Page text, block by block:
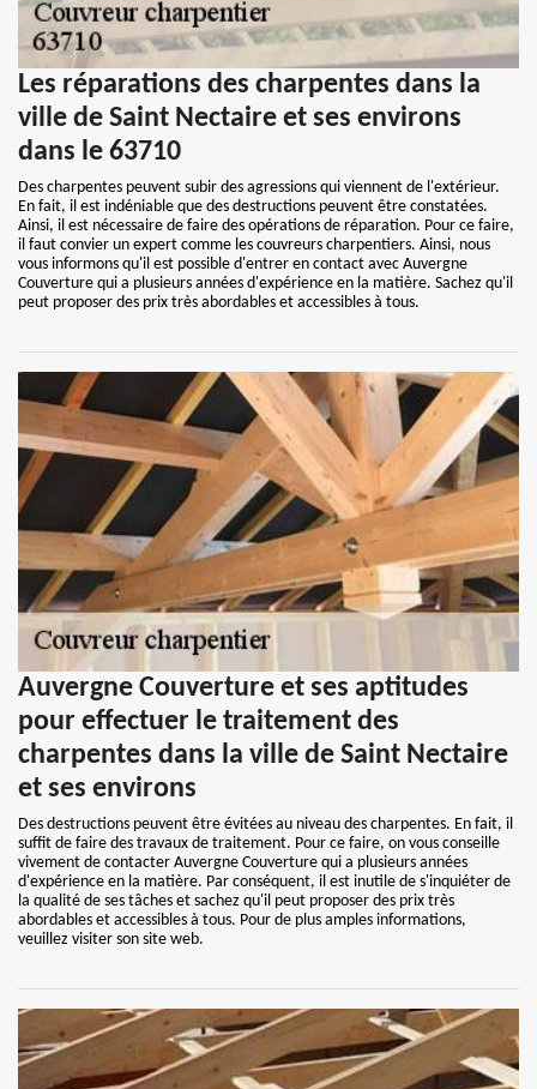
Les réparations des charpentes dans la
ville de Saint Nectaire et ses environs
dans le 63710
Des charpentes peuvent subir des agressions qui viennent de l'extérieur.
En fait, il est indéniable que des destructions peuvent être constatées.
Ainsi, il est nécessaire de faire des opérations de réparation. Pour ce faire,
il faut convier un expert comme les couvreurs charpentiers. Ainsi, nous
vous informons qu'il est possible d'entrer en contact avec Auvergne
Couverture qui a plusieurs années d'expérience en la matière. Sachez qu'il
peut proposer des prix très abordables et accessibles à tous.
Auvergne Couverture et ses aptitudes
pour effectuer le traitement des
charpentes dans la ville de Saint Nectaire
et ses environs
Des destructions peuvent être évitées au niveau des charpentes. En fait, il
suffit de faire des travaux de traitement. Pour ce faire, on vous conseille
vivement de contacter Auvergne Couverture qui a plusieurs années
d'expérience en la matière. Par conséquent, il est inutile de s'inquiéter de
la qualité de ses tâches et sachez qu'il peut proposer des prix très
abordables et accessibles à tous. Pour de plus amples informations,
veuillez visiter son site web.